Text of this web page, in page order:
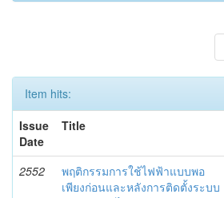
Item hits:
Issue
Date
Title
2552
พฤติกรรมการใช้ไฟฟ้าแบบพอ
เพียงก่อนและหลังการติดตั้งระบบ